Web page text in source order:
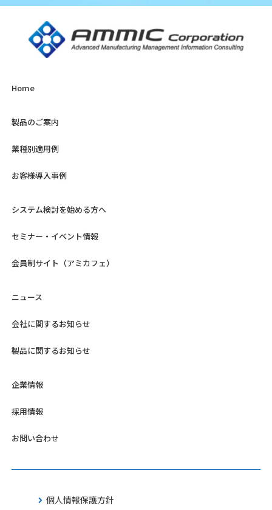
Home
製品のご案内
業種別適用例
お客様導入事例
システム検討を始める方へ
セミナー・イベント情報
会員制サイト（アミカフェ）
ニュース
会社に関するお知らせ
製品に関するお知らせ
企業情報
採用情報
お問い合わせ
個人情報保護方針